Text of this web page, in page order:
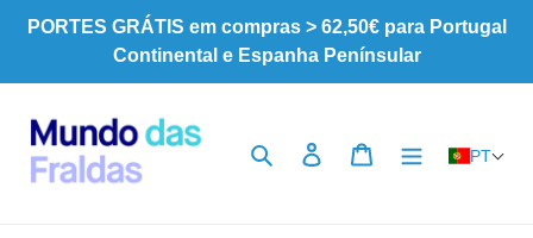
para
Conteúdo
PORTES GRÁTIS em compras > 62,50€ para Portugal
Continental e Espanha Penínsular
PesquisarIniciar sessão
Carrinho PT